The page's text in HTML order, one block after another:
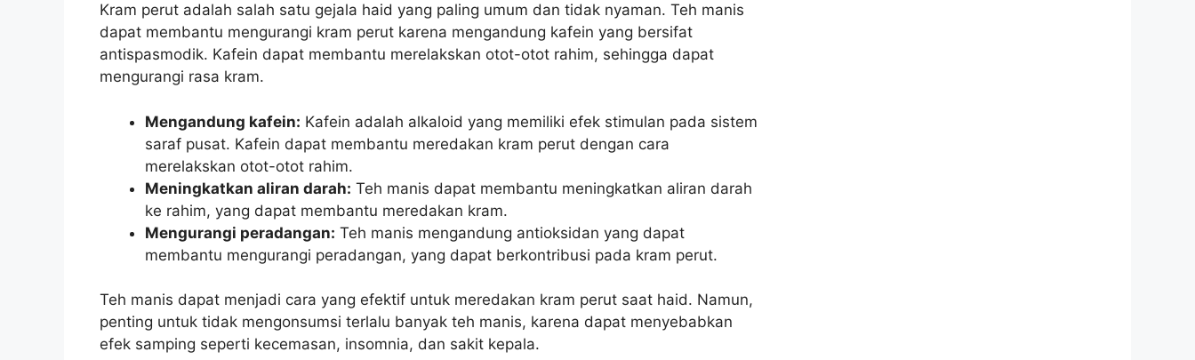
Kram perut adalah salah satu gejala haid yang paling umum dan tidak nyaman. Teh manis
dapat membantu mengurangi kram perut karena mengandung kafein yang bersifat
antispasmodik. Kafein dapat membantu merelakskan otot-otot rahim, sehingga dapat
mengurangi rasa kram.
Mengandung kafein: Kafein adalah alkaloid yang memiliki efek stimulan pada sistem
saraf pusat. Kafein dapat membantu meredakan kram perut dengan cara
merelakskan otot-otot rahim.
Meningkatkan aliran darah: Teh manis dapat membantu meningkatkan aliran darah
ke rahim, yang dapat membantu meredakan kram.
Mengurangi peradangan: Teh manis mengandung antioksidan yang dapat
membantu mengurangi peradangan, yang dapat berkontribusi pada kram perut.
Teh manis dapat menjadi cara yang efektif untuk meredakan kram perut saat haid. Namun,
penting untuk tidak mengonsumsi terlalu banyak teh manis, karena dapat menyebabkan
efek samping seperti kecemasan, insomnia, dan sakit kepala.